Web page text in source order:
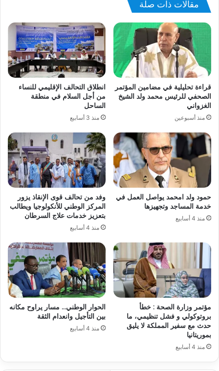
مقالات ذات صلة
قراءة تحليلية في مضامين المؤتمر
الصحفي للرئيس محمد ولد الشيخ
الغزواني
منذ أسبوعين
انطلاق التحالف الإقليمي للنساء
من أجل السلام في منطقة
الساحل
منذ 3 أسابيع
حمود ولد امحمد يواصل العمل في
خدمة المساجد وتجهيزها
منذ 4 أسابيع
وفد من تحالف قوى الإنقاذ يزور
المركز الوطني للأنكولوجيا ويطالب
بتعزيز خدمات علاج السرطان
منذ 4 أسابيع
مؤتمر وزارة الصحة : خطأ
بروتوكولي و فشل تنظيمي، ما
حدث مع سفير المملكة لا يليق
بموريتانيا
منذ 4 أسابيع
الحوار الوطني… مسار يراوح مكانه
بين التأجيل وانعدام الثقة
منذ 4 أسابيع